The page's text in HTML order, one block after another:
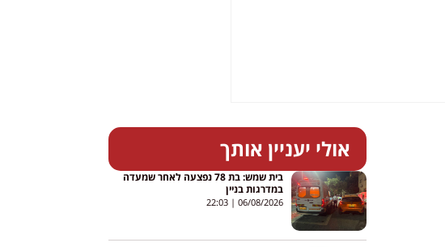
אולי יעניין אותך
בית שמש: בת 78 נפצעה לאחר שמעדה
במדרגות בניין
06/08/2026
22:03